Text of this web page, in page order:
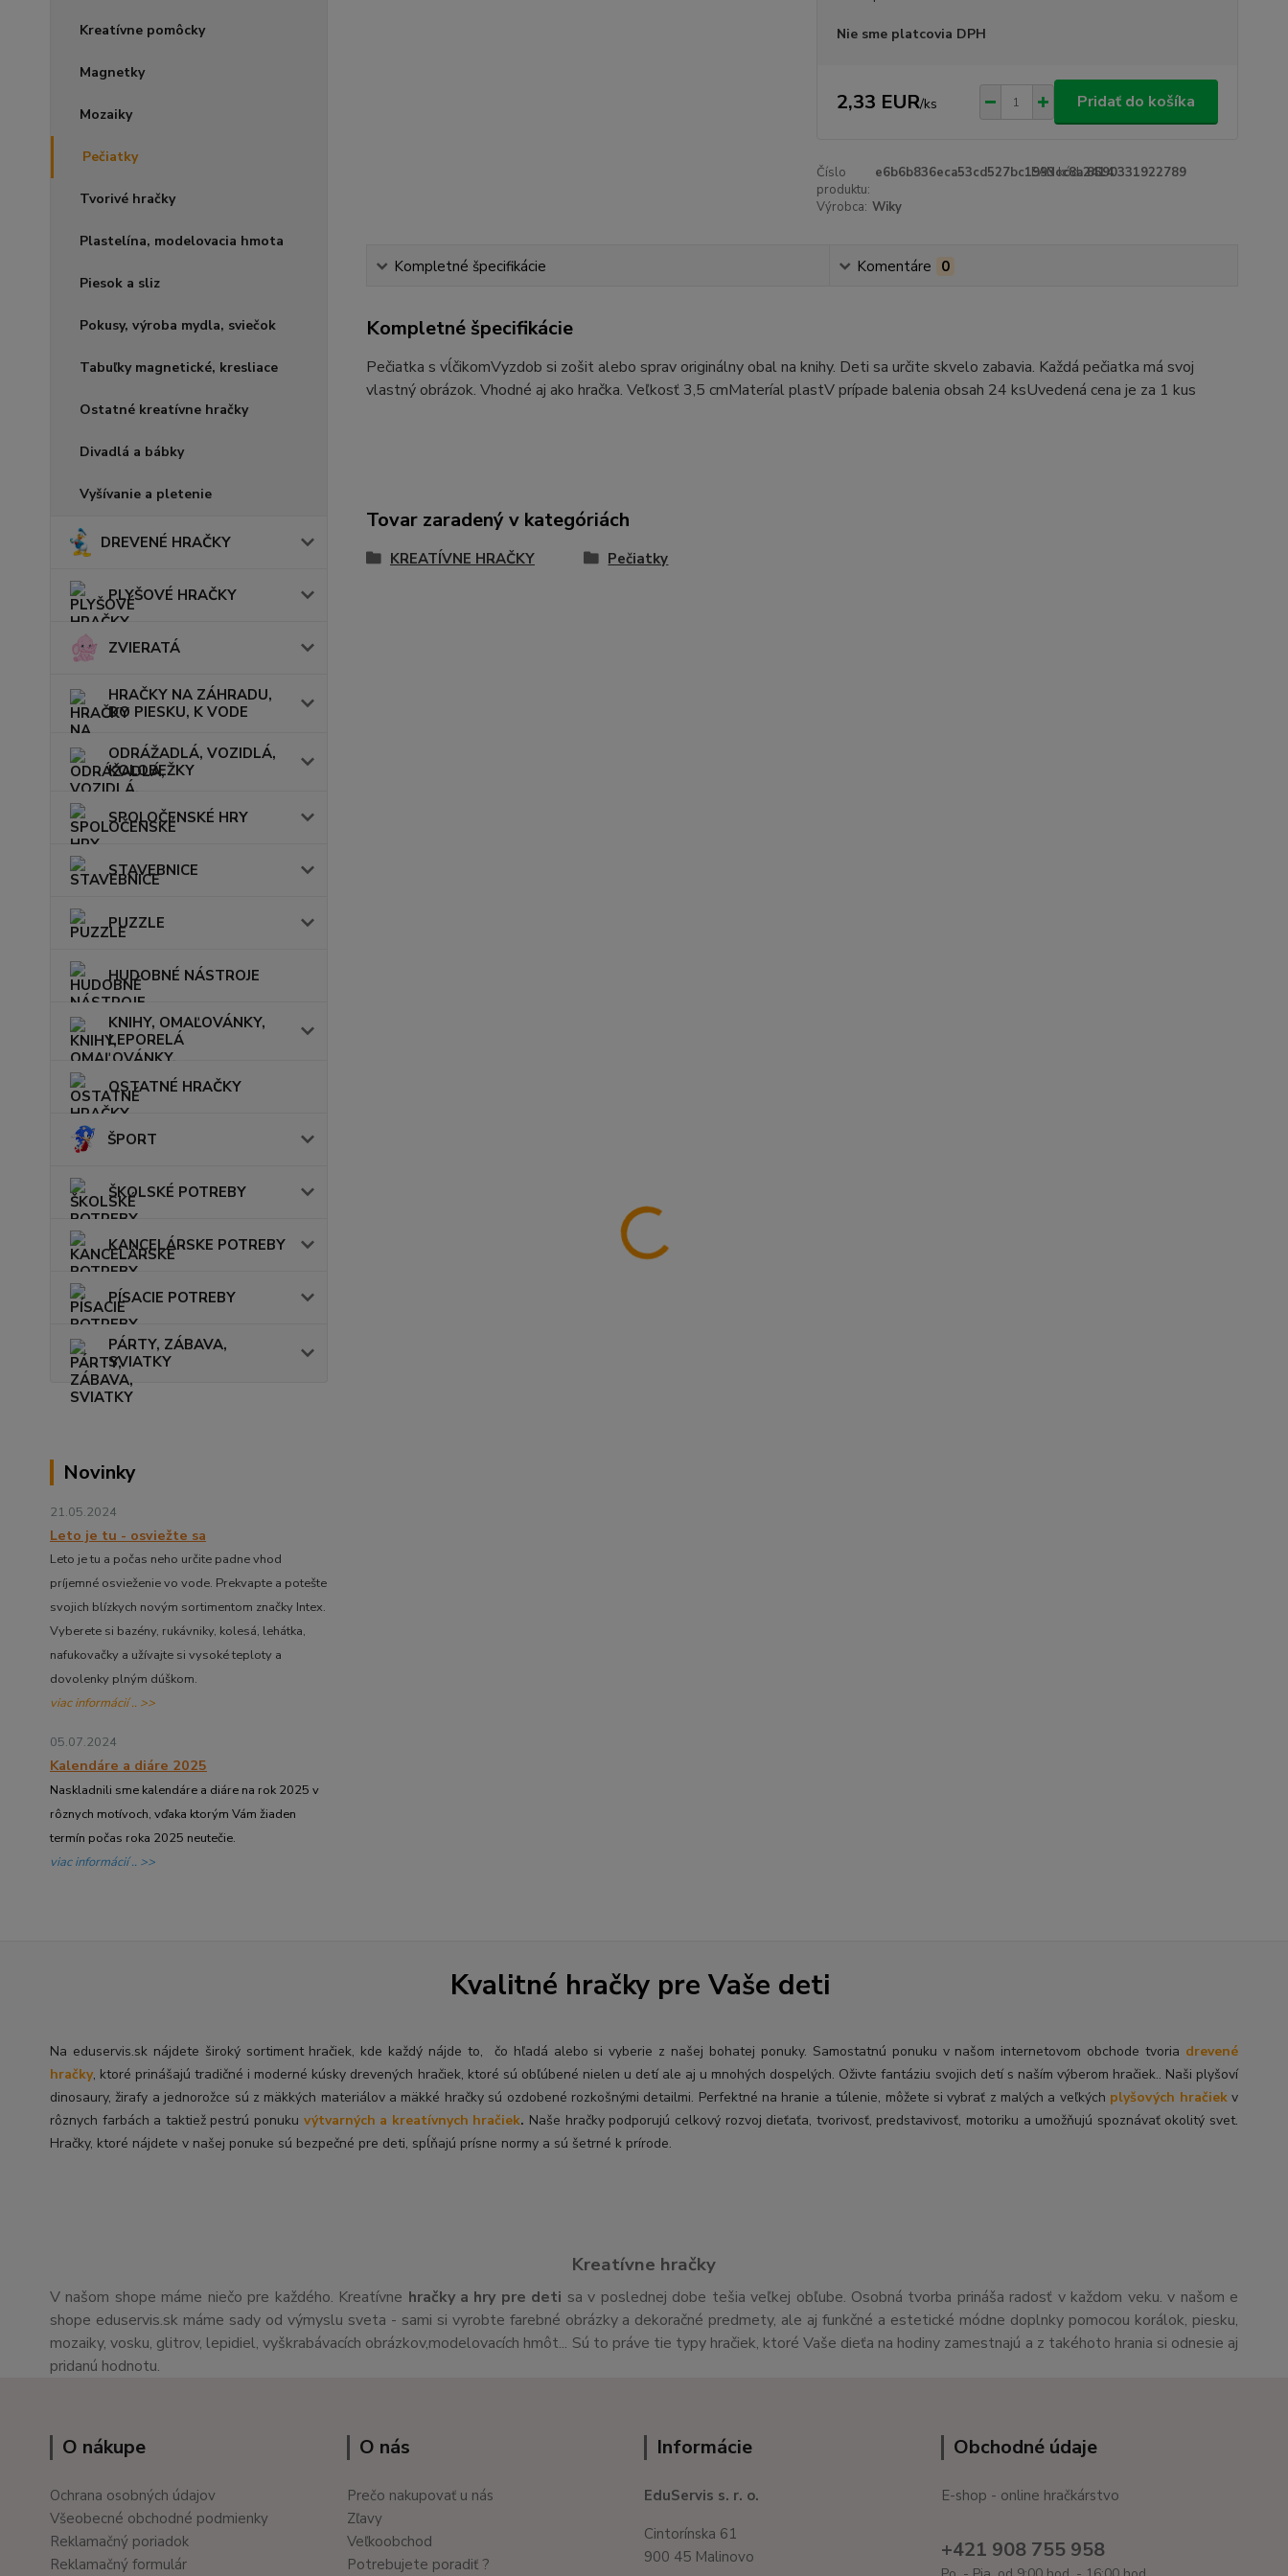
Kreatívne pomôcky
Magnetky
Mozaiky
Pečiatky
Tvorivé hračky
Plastelína, modelovacia hmota
Piesok a sliz
Pokusy, výroba mydla, sviečok
Tabuľky magnetické, kresliace
Ostatné kreatívne hračky
Divadlá a bábky
Vyšívanie a pletenie
DREVENÉ HRAČKY
PLYŠOVÉ HRAČKY
ZVIERATÁ
HRAČKY NA ZÁHRADU,
DO PIESKU, K VODE
ODRÁŽADLÁ, VOZIDLÁ,
KOLOBEŽKY
SPOLOČENSKÉ HRY
STAVEBNICE
PUZZLE
HUDOBNÉ NÁSTROJE
KNIHY, OMAĽOVÁNKY,
LEPORELÁ
OSTATNÉ HRAČKY
ŠPORT
ŠKOLSKÉ POTREBY
KANCELÁRSKE POTREBY
PÍSACIE POTREBY
PÁRTY, ZÁBAVA,
SVIATKY
Novinky
21.05.2024
Leto je tu - osviežte sa
Leto je tu a počas neho určite padne vhod
príjemné osvieženie vo vode. Prekvapte a potešte
svojich blízkych novým sortimentom značky Intex.
Vyberete si bazény, rukávniky, kolesá, lehátka,
nafukovačky a užívajte si vysoké teploty a
dovolenky plným dúškom.
viac informácií .. >>
05.07.2024
Kalendáre a diáre 2025
Naskladnili sme kalendáre a diáre na rok 2025 v
rôznych motívoch, vďaka ktorým Vám žiaden
termín počas roka 2025 neutečie.
viac informácií .. >>
Nie sme platcovia DPH
2,33 EUR/ks Pridať do košíka
Číslo
produktu:
e6b6b836eca53cd527bc1993cc8a2414
EAN kód: 8590331922789
Výrobca: Wiky
Kompletné špecifikácie Komentáre 0
Kompletné špecifikácie
Pečiatka s vĺčikomVyzdob si zošit alebo sprav originálny obal na knihy. Deti sa určite skvelo zabavia. Každá pečiatka má svoj
vlastný obrázok. Vhodné aj ako hračka. Veľkosť 3,5 cmMateríal plastV prípade balenia obsah 24 ksUvedená cena je za 1 kus
Tovar zaradený v kategóriách
KREATÍVNE HRAČKY Pečiatky
Kvalitné hračky pre Vaše deti
Na eduservis.sk nájdete široký sortiment hračiek, kde každý nájde to, čo hľadá alebo si vyberie z našej bohatej ponuky. Samostatnú ponuku v našom internetovom obchode tvoria drevené
hračky, ktoré prinášajú tradičné i moderné kúsky drevených hračiek, ktoré sú obľúbené nielen u detí ale aj u mnohých dospelých. Oživte fantáziu svojich detí s naším výberom hračiek.. Naši plyšoví
dinosaury, žirafy a jednorožce sú z mäkkých materiálov a mäkké hračky sú ozdobené rozkošnými detailmi. Perfektné na hranie a túlenie, môžete si vybrať z malých a veľkých plyšových hračiekv
rôznych farbách a taktiež pestrú ponuku výtvarných a kreatívnych hračiek. Naše hračky podporujú celkový rozvoj dieťaťa, tvorivosť, predstavivosť, motoriku a umožňujú spoznávať okolitý svet.
Hračky, ktoré nájdete v našej ponuke sú bezpečné pre deti, spĺňajú prísne normy a sú šetrné k prírode.
Kreatívne hračky
V našom shope máme niečo pre každého. Kreatívne hračky a hry pre deti sa v poslednej dobe tešia veľkej obľube. Osobná tvorba prináša radosť v každom veku. v našom e
shope eduservis.sk máme sady od výmyslu sveta - sami si vyrobte farebné obrázky a dekoračné predmety, ale aj funkčné a estetické módne doplnky pomocou korálok, piesku,
mozaiky, vosku, glitrov, lepidiel, vyškrabávacích obrázkov,modelovacích hmôt... Sú to práve tie typy hračiek, ktoré Vaše dieťa na hodiny zamestnajú a z takéhoto hrania si odnesie aj
pridanú hodnotu.
O nákupe
Ochrana osobných údajov
Všeobecné obchodné podmienky
Reklamačný poriadok
Reklamačný formulár
O nás
Prečo nakupovať u nás
Zľavy
Veľkoobchod
Potrebujete poradiť ?
Informácie
EduServis s. r. o.
Cintorínska 61
900 45 Malinovo
Obchodné údaje
E-shop - online hračkárstvo
+421 908 755 958